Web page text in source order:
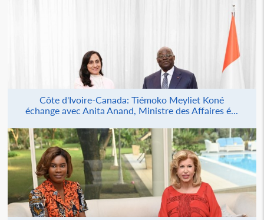
Côte d'Ivoire-Canada: Tiémoko Meyliet Koné
échange avec Anita Anand, Ministre des Affaires é...